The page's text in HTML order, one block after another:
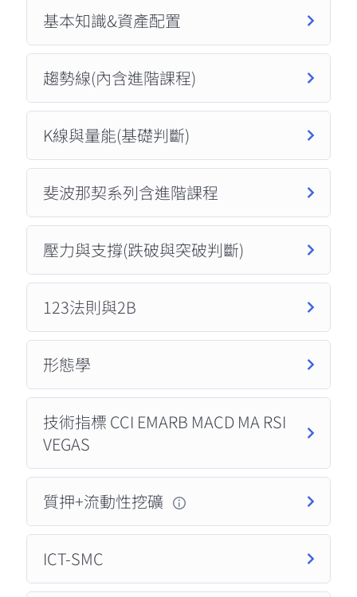
基本知識&資產配置
趨勢線(內含進階課程)
K線與量能(基礎判斷)
斐波那契系列含進階課程
壓力與支撐(跌破與突破判斷)
123法則與2B
形態學
技術指標 CCI EMARB MACD MA RSI
VEGAS
質押+流動性挖礦
ICT-SMC